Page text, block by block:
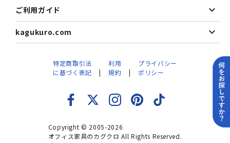
ご利用ガイド
kagukuro.com
Copyright © 2005-2026
オフィス家具のカグクロ All Rights Reserved.
特定商取引法
に基づく表記
利用
規約
プライバシー
ポリシー